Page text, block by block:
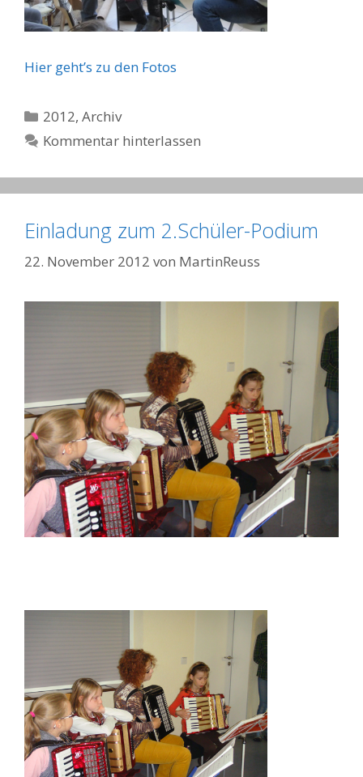
Hier geht’s zu den Fotos
Kategorien
2012,Archiv
Kommentar hinterlassen
Einladung zum 2.Schüler-Podium
22. November 2012 von MartinReuss